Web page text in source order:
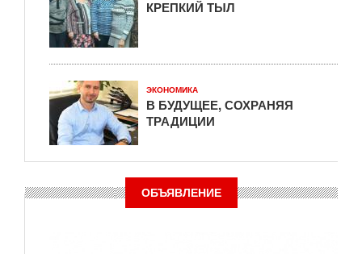
КРЕПКИЙ ТЫЛ
ЭКОНОМИКА
В БУДУЩЕЕ, СОХРАНЯЯ
ТРАДИЦИИ
ОБЪЯВЛЕНИЕ